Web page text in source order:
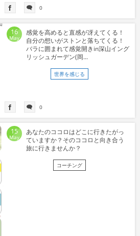
0
16
May
感覚を高めると直感が冴えてくる！
自分の想いがストンと落ちてくる！
バラに囲まれて感覚開きin深山イング
リッシュガーデン(岡...
世界を感じる
0
15
May
あなたのココロはどこに行きたがっ
ていますか？そのココロと向き合う
旅に行きませんか？
コーチング